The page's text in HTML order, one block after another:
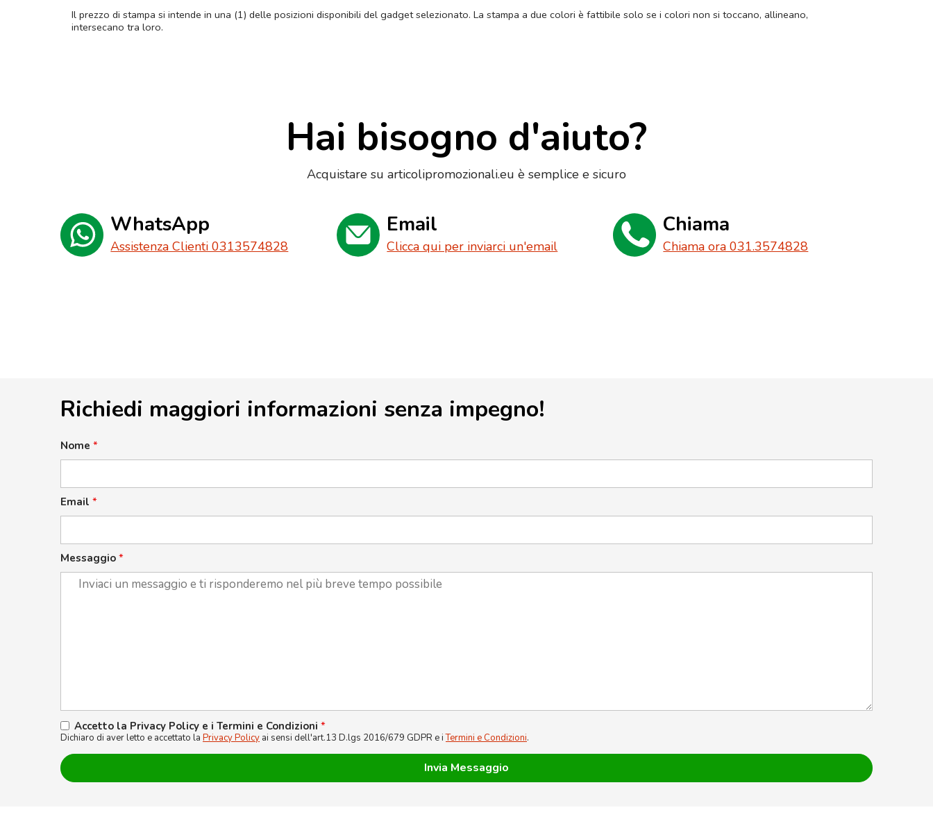
Il prezzo di stampa si intende in una (1) delle posizioni disponibili del gadget selezionato. La stampa a due colori è fattibile solo se i colori non si toccano, allineano,
intersecano tra loro.
Hai bisogno d'aiuto?
Acquistare su articolipromozionali.eu è semplice e sicuro
WhatsApp
Assistenza Clienti 0313574828
Email
Clicca qui per inviarci un'email
Chiama
Chiama ora 031.3574828
Richiedi maggiori informazioni senza impegno!
Nome *
Email *
Messaggio *
Accetto la Privacy Policy e i Termini e Condizioni *
Dichiaro di aver letto e accettato la Privacy Policy ai sensi dell'art.13 D.lgs 2016/679 GDPR e iTermini e Condizioni.